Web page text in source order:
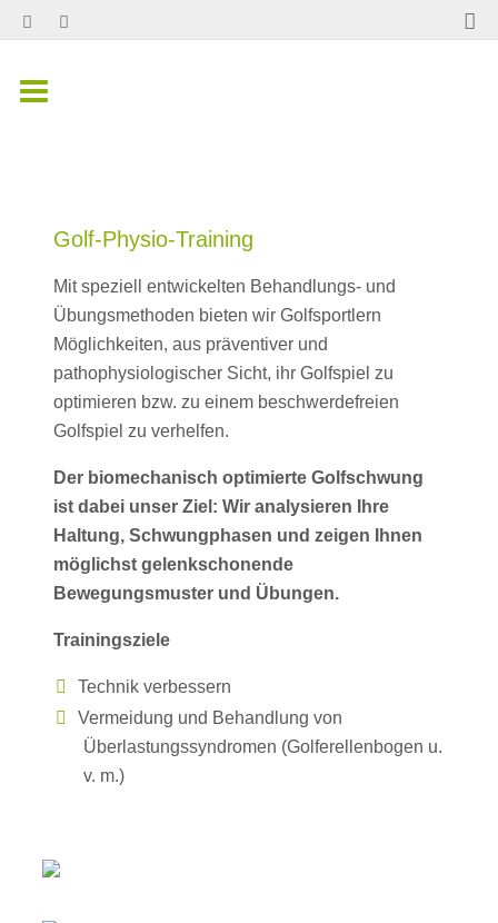
Golf-Physio-Training
Mit speziell entwickelten Behandlungs- und
Übungsmethoden bieten wir Golfsportlern
Möglichkeiten, aus präventiver und
pathophysiologischer Sicht, ihr Golfspiel zu
optimieren bzw. zu einem beschwerdefreien
Golfspiel zu verhelfen.
Der biomechanisch optimierte Golfschwung
ist dabei unser Ziel: Wir analysieren Ihre
Haltung, Schwungphasen und zeigen Ihnen
möglichst gelenkschonende
Bewegungsmuster und Übungen.
Trainingsziele
Technik verbessern
Vermeidung und Behandlung von
Überlastungssyndromen (Golferellenbogen u.
v. m.)